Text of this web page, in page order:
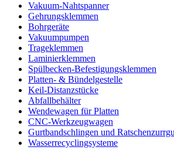
Vakuum-Nahtspanner
Gehrungsklemmen
Bohrgeräte
Vakuumpumpen
Trageklemmen
Laminierklemmen
Spülbecken-Befestigungsklemmen
Platten- & Bündelgestelle
Keil-Distanzstücke
Abfallbehälter
Wendewagen für Platten
CNC-Werkzeugwagen
Gurtbandschlingen und
Wasserrecyclingsysteme